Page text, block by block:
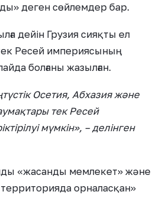
деген сөйлемдер бар.
дейін Грузия сияқты ел
Ресей империясының
болғаны жазылған.
Осетия, Абхазия және
тек Ресей
мүмкін», – делінген
«жасанды мемлекет» және
орналасқан»